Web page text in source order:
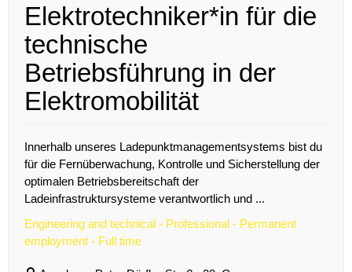
Elektrotechniker*in für die
technische
Betriebsführung in der
Elektromobilität
Innerhalb unseres Ladepunktmanagementsystems bist du
für die Fernüberwachung, Kontrolle und Sicherstellung der
optimalen Betriebsbereitschaft der
Ladeinfrastruktursysteme verantwortlich und ...
Engineering and technical - Professional - Permanent
employment - Full time